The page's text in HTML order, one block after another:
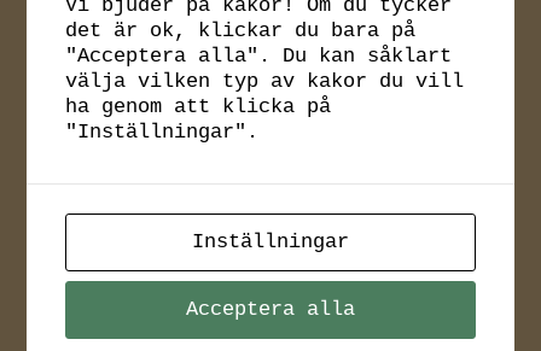
bussresa? Fyll i
formuläret här
nedan så
kontaktar vi er.
Vi bjuder på kakor! Om du tycker
det är ok, klickar du bara på
"Acceptera alla". Du kan såklart
välja vilken typ av kakor du vill
ha genom att klicka på
"Inställningar".
Inställningar
Acceptera alla